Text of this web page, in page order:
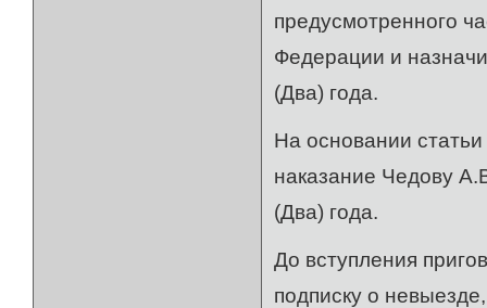
предусмотренного
Федерации и
(Два) года.
На основании
наказание Чедову
(Два) года.
До вступления
подписку о